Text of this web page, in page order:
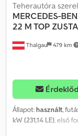
Thalgau 479 km
Teherautóra
MERCEDES-
22 M TOP
Állapot: használt,
kW (231,14 LE), első